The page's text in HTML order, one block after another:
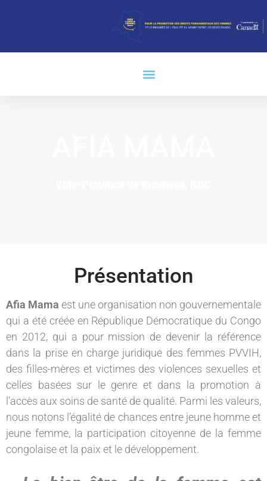
Présentation
Afia Mama est une organisation non gouvernementale
qui a été créée en République Démocratique du Congo
en 2012, qui a pour mission de devenir la référence
dans la prise en charge juridique des femmes PVVIH,
des filles-mères et victimes des violences sexuelles et
celles basées sur le genre et dans la promotion à
l’accès aux soins de santé de qualité. Parmi les valeurs,
nous notons l’égalité de chances entre jeune homme et
jeune femme, la participation citoyenne de la femme
congolaise et la paix et le développement.